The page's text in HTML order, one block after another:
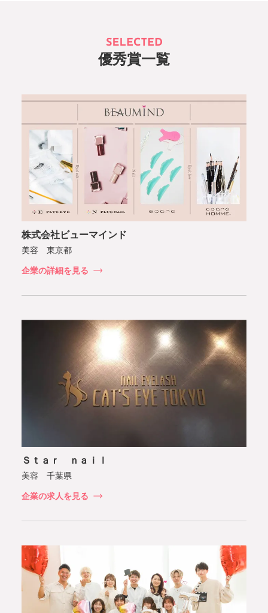
優秀賞一覧
株式会社ビューマインド
美容 東京都
企業の詳細を見る
Ｓｔａｒ ｎａｉｌ
美容 千葉県
企業の求人を見る